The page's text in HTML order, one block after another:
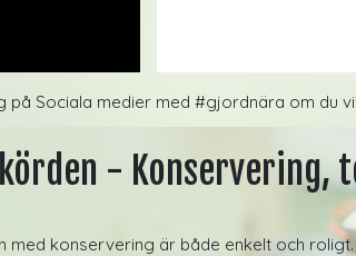
på Sociala medier med #gjordnära om du
-
med konservering är både enkelt och roligt.